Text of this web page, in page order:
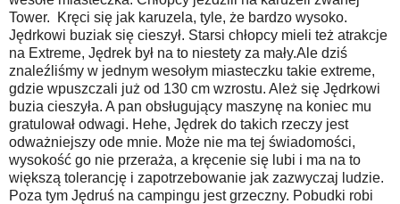
Tower. Kręci się jak karuzela, tyle, że bardzo wysoko.
Jędrkowi buziak się cieszył. Starsi chłopcy mieli też atrakcje
na Extreme, Jędrek był na to niestety za mały.Ale dziś
znaleźliśmy w jednym wesołym miasteczku takie extreme,
gdzie wpuszczali już od 130 cm wzrostu. Ależ się Jędrkowi
buzia cieszyła. A pan obsługujący maszynę na koniec mu
gratulował odwagi. Hehe, Jędrek do takich rzeczy jest
odważniejszy ode mnie. Może nie ma tej świadomości,
wysokość go nie przeraża, a kręcenie się lubi i ma na to
większą tolerancję i zapotrzebowanie jak zazwyczaj ludzie.
Poza tym Jędruś na campingu jest grzeczny. Pobudki robi